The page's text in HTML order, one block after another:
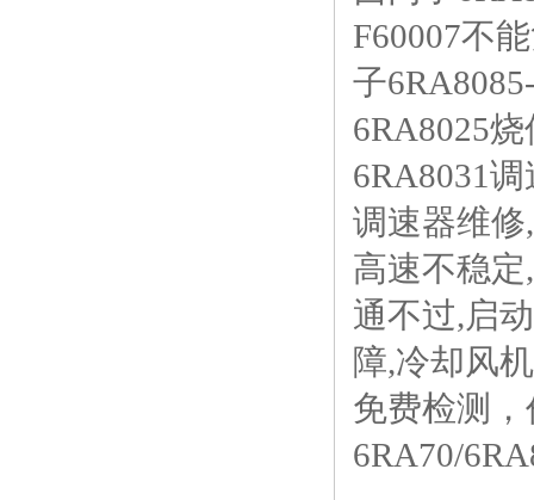
F60007不
子
6RA8025
6RA8031
调速器维
高速不稳
通不过,启
障,冷却风
免费检测
6RA70/